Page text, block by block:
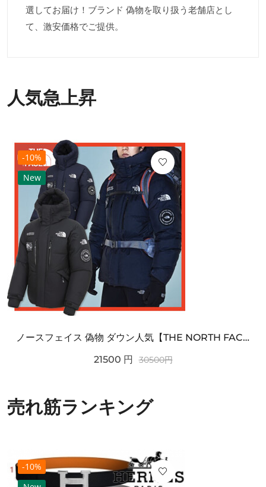
選してお届け！ブランド 偽物を取り扱う老舗店とし
て、激安価格でご提供。
人気急上昇
-10%
New
ノースフェイス 偽物 ダウン人気【THE NORTH FACE】M'S 7 SUMMIT HIM...
21500 円 30500円
売れ筋ランキング
-10%